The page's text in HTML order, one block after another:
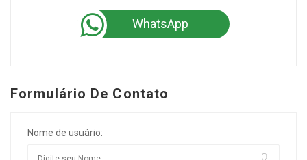
WhatsApp
Formulário De Contato
Nome de usuário: